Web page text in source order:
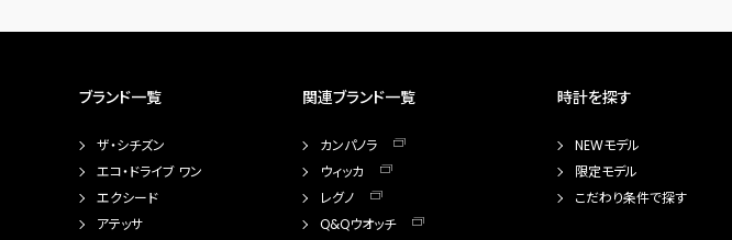
ブランド一覧
ザ・シチズン
エコ・ドライブ ワン
エクシード
アテッサ
関連ブランド一覧
カンパノラ
ウィッカ
レグノ
Q&Qウオッチ
時計を探す
NEWモデル
限定モデル
こだわり条件で探す